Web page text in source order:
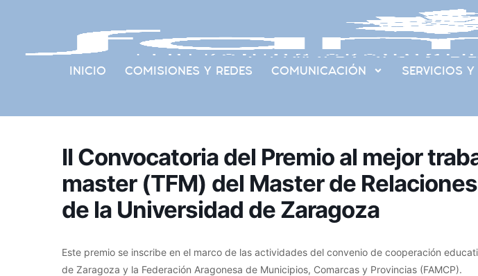
INICIO COMISIONES Y REDES COMUNICACIÓN SERVICIOS
II Convocatoria del Premio al mejor
master (TFM) del Master de
de la Universidad de Zaragoza
Este premio se inscribe en el marco de las actividades del convenio de cooperación
de Zaragoza y la Federación Aragonesa de Municipios, Comarcas y Provincias (FAMCP).